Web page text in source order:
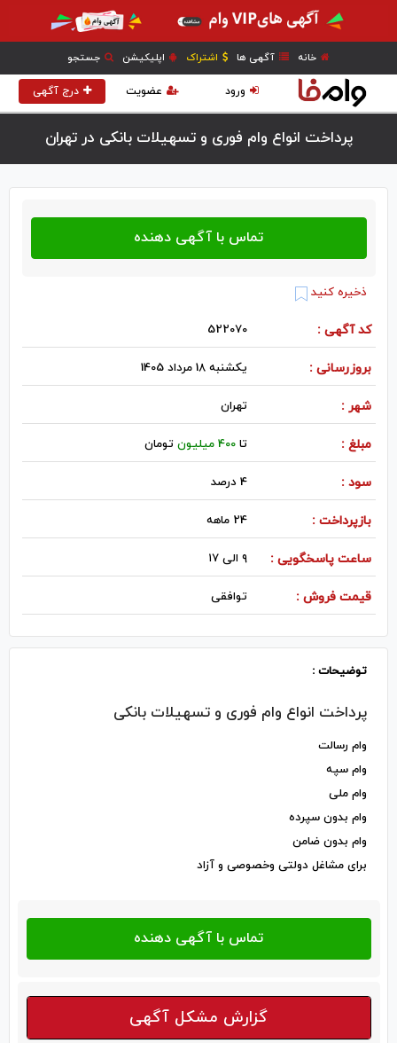
خانه آگهی ها اشتراک اپلیکیشن جستجو
درج آگهی عضویت ورود
‎پرداخت انواع وام فوری و تسهیلات بانکی در تهران
ذخیره کنید
کد آگهی : 522070
بروزرسانی : یکشنبه 18 مرداد 1405
شهر : تهران
مبلغ : تا400 میلیون تومان
سود : 4 درصد
بازپرداخت : 24 ماهه
ساعت پاسخگویی : ۹ الی ۱۷
قیمت فروش : توافقی
توضیحات :
‎پرداخت انواع وام فوری و تسهیلات بانکی
وام رسالت
وام سپه
وام ملی
وام بدون سپرده
وام بدون ضامن
برای مشاغل دولتی وخصوصی و آزاد
گزارش مشکل آگهی